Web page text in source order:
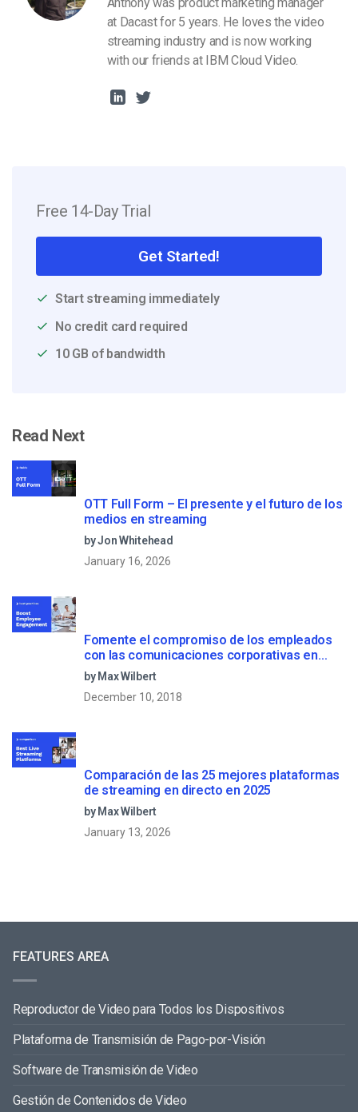
Anthony was product marketing manager
at Dacast for 5 years. He loves the video
streaming industry and is now working
with our friends at IBM Cloud Video.
Free 14-Day Trial
Get Started!
Start streaming immediately
No credit card required
10 GB of bandwidth
Read Next
OTT Full Form – El presente y el futuro de los
medios en streaming
by Jon Whitehead
January 16, 2026
Fomente el compromiso de los empleados
con las comunicaciones corporativas en
directo
by Max Wilbert
December 10, 2018
Comparación de las 25 mejores plataformas
de streaming en directo en 2025
by Max Wilbert
January 13, 2026
FEATURES AREA
Reproductor de Video para Todos los Dispositivos
Plataforma de Transmisión de Pago-por-Visión
Software de Transmisión de Video
Gestión de Contenidos de Video